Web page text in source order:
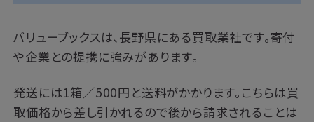
バリューブックスは、長野県にある買取業社です。寄付
や企業との提携に強みがあります。
発送には1箱／500円と送料がかかります。こちらは買
取価格から差し引かれるので後から請求されることは